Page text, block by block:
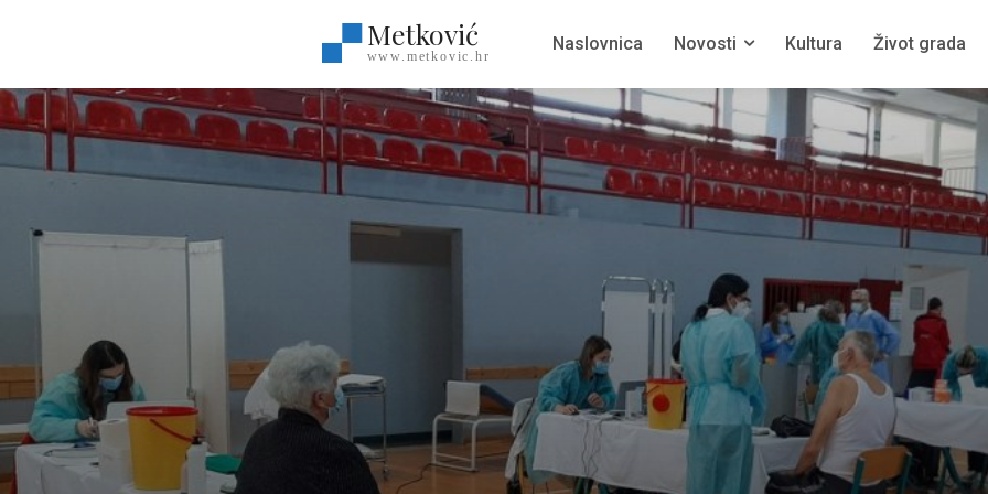
Metković
www.metkovic.hr
Naslovnica Novosti Kultura Život grada